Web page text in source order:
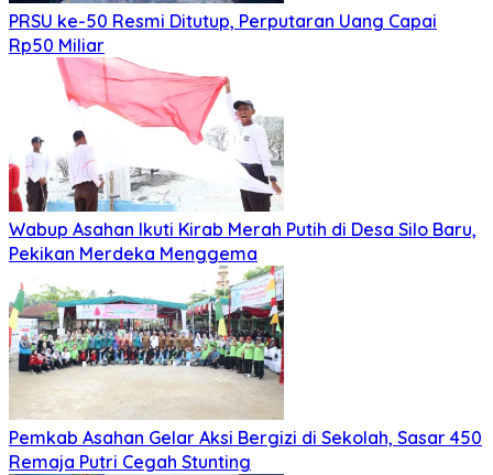
PRSU ke-50 Resmi Ditutup, Perputaran Uang Capai
Rp50 Miliar
Wabup Asahan Ikuti Kirab Merah Putih di Desa Silo Baru,
Pekikan Merdeka Menggema
Pemkab Asahan Gelar Aksi Bergizi di Sekolah, Sasar 450
Remaja Putri Cegah Stunting